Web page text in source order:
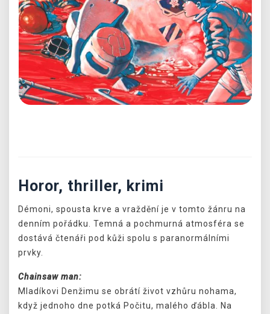
Horor, thriller, krimi
Démoni, spousta krve a vraždění je v tomto žánru na
denním pořádku. Temná a pochmurná atmosféra se
dostává čtenáři pod kůži spolu s paranormálními
prvky.
Chainsaw man:
Mladíkovi Denžimu se obrátí život vzhůru nohama,
když jednoho dne potká Počitu, malého ďábla. Na